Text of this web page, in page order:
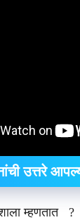
उत्तरे
म्हणतात ?